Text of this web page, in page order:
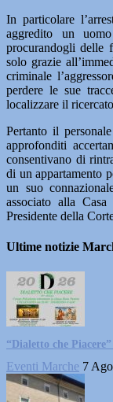
In particolare
aggredito un
procurandogli delle
solo grazie
criminale
perdere le sue
localizzare il
Pertanto il
approfonditi
consentivano di
di un appartamento
un suo
associato alla
Presidente della
Ultime notizie
“Dialetto che
Eventi Marche 7